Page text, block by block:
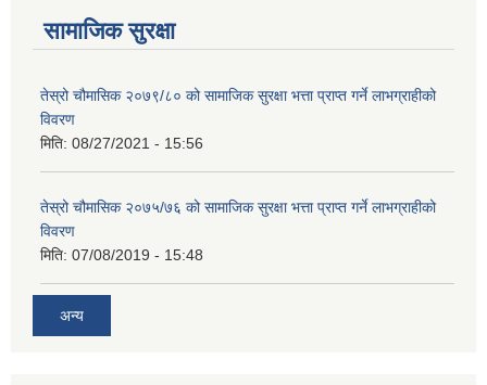
सामाजिक सुरक्षा
तेस्रो चौमासिक २०७९/८० को सामाजिक सुरक्षा भत्ता प्राप्त गर्ने लाभग्राहीको
विवरण
मिति: 08/27/2021 - 15:56
तेस्रो चौमासिक २०७५/७६ को सामाजिक सुरक्षा भत्ता प्राप्त गर्ने लाभग्राहीको
विवरण
मिति: 07/08/2019 - 15:48
अन्य